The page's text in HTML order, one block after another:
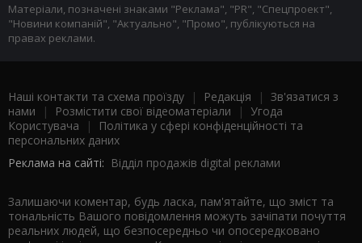
Матеріали, позначені знаками "Реклама", "PR", "Спецпроект",
"Новини компаній", "Актуально", "Промо", публікуються на
правах реклами.
Наші контакти та схема проїзду | Редакція | Зв'язатися з
нами | Розмістити свої відеоматеріали | Угода
Користувача |
Політика у сфері конфіденційності та
персональних даних
Реклама на сайті: Відділ продажів digital реклами
Залишаючи коментар, будь ласка, пам'ятайте, що зміст та
тональність Вашого повідомлення можуть зачіпати почуття
реальних людей, що безпосередньо чи опосередковано